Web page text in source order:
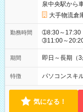
泉中央駅から
大手物流倉
勤務時間
➀8:30～17:30
➂11:00～
期間 即日～長期（3
特徴 パソコンスキ
気になる！